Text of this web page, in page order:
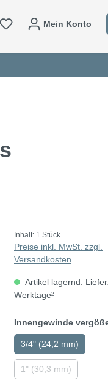
Mein Konto
Inhalt: 1 Stück
Preise inkl. MwSt. zzgl.
Versandkosten
Artikel lagernd.
Werktage²
Innengewinde
3/4" (24,2 mm)
1" (30,3 mm)